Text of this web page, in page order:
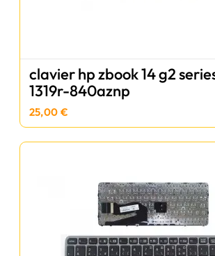
clavier hp zbook 14 g2
1319r-840aznp
25,00 €